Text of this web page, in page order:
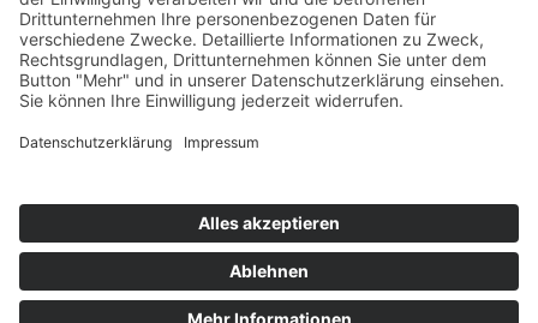
Kontakt Newsletter AGB Datenschutz
Cookie Einstellungen